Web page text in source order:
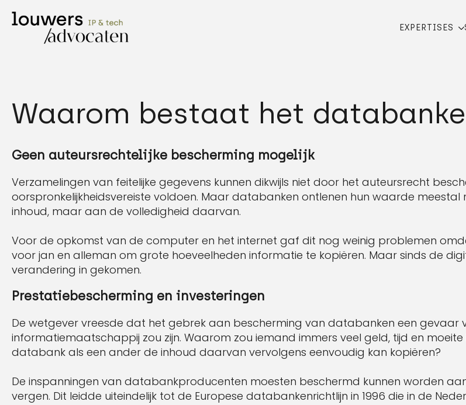
EXPERTISES
Waarom bestaat het
Geen auteursrechtelijke bescherming mogelijk
Verzamelingen van feitelijke gegevens kunnen dikwijls niet door het auteursrecht
oorspronkelijkheidsvereiste voldoen. Maar databanken ontlenen hun waarde
inhoud, maar aan de volledigheid daarvan.
Voor de opkomst van de computer en het internet gaf dit nog weinig problemen
voor jan en alleman om grote hoeveelheden informatie te kopiëren. Maar sinds de
verandering in gekomen.
Prestatiebescherming en investeringen
De wetgever vreesde dat het gebrek aan bescherming van databanken een gevaar
informatiemaatschappij zou zijn. Waarom zou iemand immers veel geld, tijd en
databank als een ander de inhoud daarvan vervolgens eenvoudig kan kopiëren?
De inspanningen van databankproducenten moesten beschermd kunnen worden
vergen. Dit leidde uiteindelijk tot de Europese databankenrichtlijn in 1996 die in de